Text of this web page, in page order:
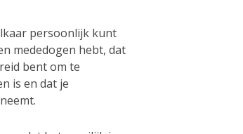
persoonlijk kunt
mededogen hebt, dat
bent om te
is en dat je